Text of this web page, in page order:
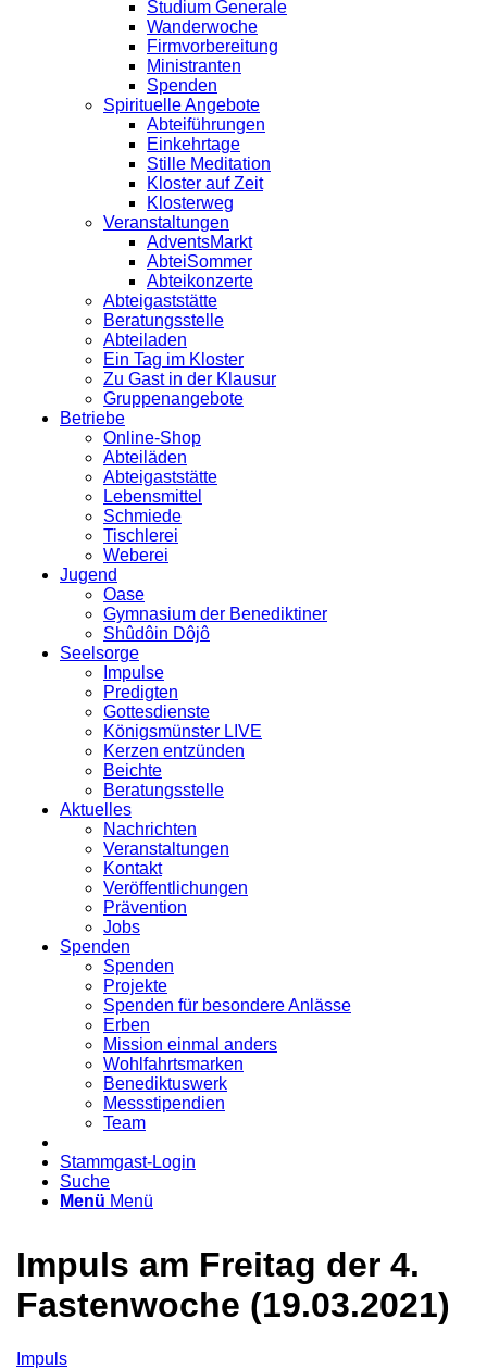
Studium Generale
Wanderwoche
Firmvorbereitung
Ministranten
Spenden
Spirituelle Angebote
Abteiführungen
Einkehrtage
Stille Meditation
Kloster auf Zeit
Klosterweg
Veranstaltungen
AdventsMarkt
AbteiSommer
Abteikonzerte
Abteigaststätte
Beratungsstelle
Abteiladen
Ein Tag im Kloster
Zu Gast in der Klausur
Gruppenangebote
Betriebe
Online-Shop
Abteiläden
Abteigaststätte
Lebensmittel
Schmiede
Tischlerei
Weberei
Jugend
Oase
Gymnasium der Benediktiner
Shûdôin Dôjô
Seelsorge
Impulse
Predigten
Gottesdienste
Königsmünster LIVE
Kerzen entzünden
Beichte
Beratungsstelle
Aktuelles
Nachrichten
Veranstaltungen
Kontakt
Veröffentlichungen
Prävention
Jobs
Spenden
Spenden
Projekte
Spenden für besondere Anlässe
Erben
Mission einmal anders
Wohlfahrtsmarken
Benediktuswerk
Messstipendien
Team
Stammgast-Login
Suche
Menü Menü
Impuls am Freitag der 4.
Fastenwoche (19.03.2021)
Impuls